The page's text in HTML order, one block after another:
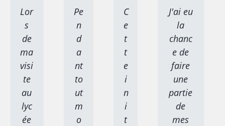
Lor
s
de
ma
visi
te
au
lyc
ée
Pe
n
d
a
nt
to
ut
m
o
C
e
t
t
e
i
n
i
t
J'ai eu
la
chanc
e de
faire
une
partie
de
mes